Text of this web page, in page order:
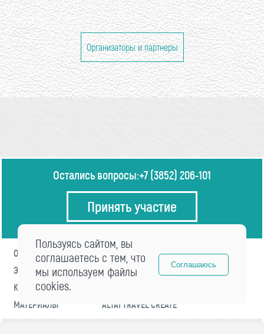
Организаторы и партнеры
Остались вопросы:+7 (3852) 206-101
Принять участие
О ФОРУМЕ
ПРОГРАММА
ЭКСПЕРТЫ
НОВОСТИ
КОНТАКТЫ
МАТЕРИАЛЫ
ALTAI TRAVEL CREATE
Пользуясь сайтом, вы
соглашаетесь с тем, что
мы используем файлы
cookies.
Соглашаюсь